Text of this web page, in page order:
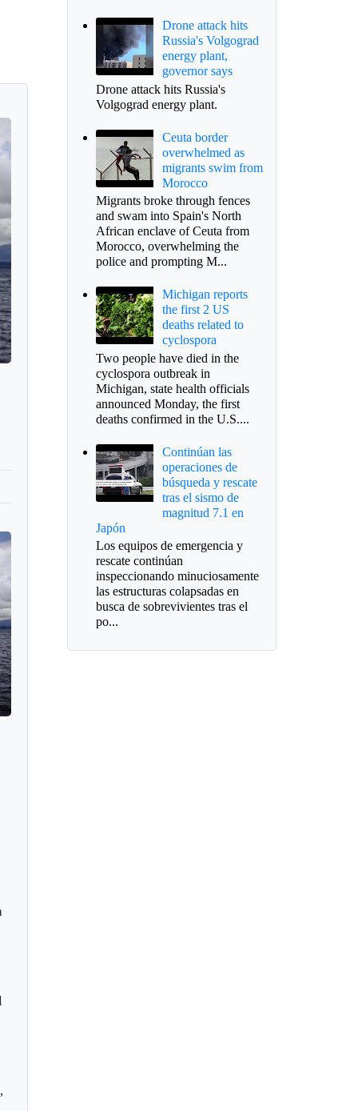
Drone attack hits
Russia's Volgograd
energy plant,
governor says
Drone attack hits Russia's
Volgograd energy plant.
Ceuta border
overwhelmed as
migrants swim from
Morocco
Migrants broke through fences
and swam into Spain's North
African enclave of Ceuta from
Morocco, overwhelming the
police and prompting M...
Michigan reports
the first 2 US
deaths related to
cyclospora
Two people have died in the
cyclospora outbreak in
Michigan, state health officials
announced Monday, the first
deaths confirmed in the U.S....
Continúan las
operaciones de
búsqueda y rescate
tras el sismo de
magnitud 7.1 en
Japón
Los equipos de emergencia y
rescate continúan
inspeccionando minuciosamente
las estructuras colapsadas en
busca de sobrevivientes tras el
po...